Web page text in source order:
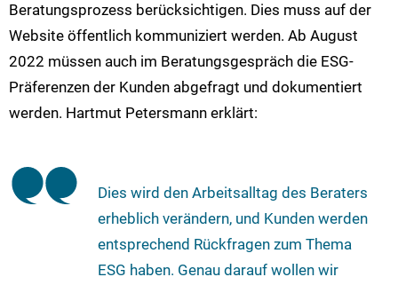
Beratungsprozess berücksichtigen. Dies muss auf der
Website öffentlich kommuniziert werden. Ab August
2022 müssen auch im Beratungsgespräch die ESG-
Präferenzen der Kunden abgefragt und dokumentiert
werden. Hartmut Petersmann erklärt:
Dies wird den Arbeitsalltag des Beraters
erheblich verändern, und Kunden werden
entsprechend Rückfragen zum Thema
ESG haben. Genau darauf wollen wir